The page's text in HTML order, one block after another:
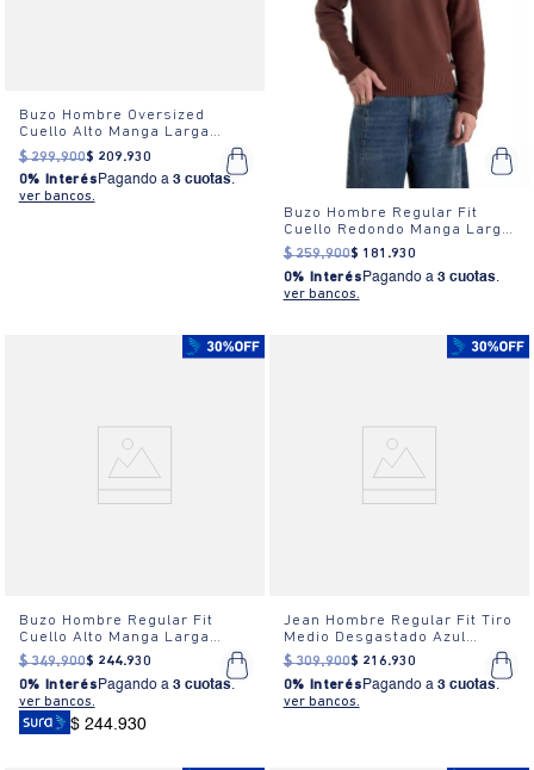
Buzo Hombre Oversized
Cuello Alto Manga Larga
Detalle Gráfico Blanco
$ 299.900$ 209.930
0% Interés Pagando a 3 cuotas.
ver bancos.
Buzo Hombre Regular Fit
Cuello Redondo Manga Larga
Algodón
$ 259.900$ 181 .930
0% Interés Pagando a 3 cuotas.
ver bancos.
Buzo Hombre Regular Fit
Cuello Alto Manga Larga
Logo Bordado Beige
$ 349.900$ 244.930
0% Interés Pagando a 3 cuotas.
ver bancos.
$ 244.930
Jean Hombre Regular Fit Tiro
Medio Desgastado Azul
Oscuro
$ 309.900$ 216.930
0% Interés Pagando a 3 cuotas.
ver bancos.